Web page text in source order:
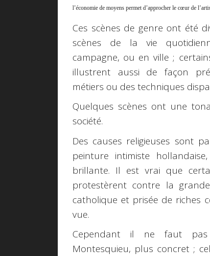
l’économie de moyens permet d’approcher le cœur de
Ces scènes de genre ont été
scènes de la vie
campagne, ou en ville ;
illustrent aussi de façon
métiers ou des techniques
Quelques scènes ont une
société.
Des causes religieuses sont
peinture intimiste
brillante. Il est vrai que
protestèrent contre la
catholique et prisée de riches
vue.
Cependant il ne faut pas
Montesquieu, plus concret ;